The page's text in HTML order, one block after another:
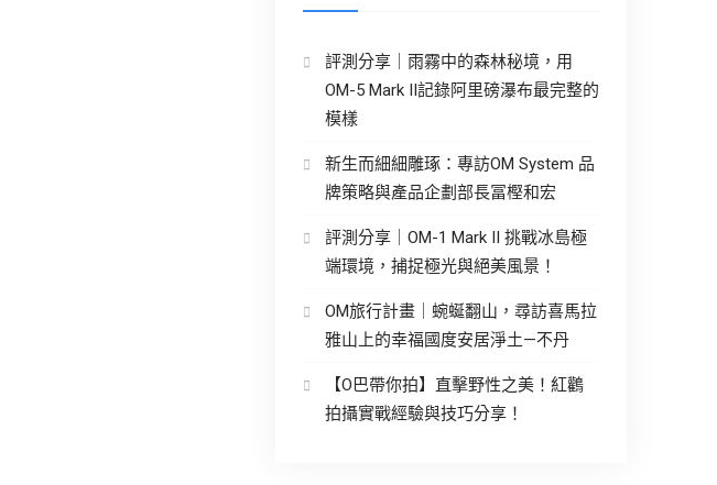
評測分享｜雨霧中的森林秘境，用
OM-5 Mark II記錄阿里磅瀑布最完整的
模樣
新生而細細雕琢：專訪OM System 品
牌策略與產品企劃部長冨樫和宏
評測分享｜OM-1 Mark II 挑戰冰島極
端環境，捕捉極光與絕美風景！
OM旅行計畫｜蜿蜒翻山，尋訪喜馬拉
雅山上的幸福國度安居淨土—不丹
【O巴帶你拍】直擊野性之美！紅鸛
拍攝實戰經驗與技巧分享！